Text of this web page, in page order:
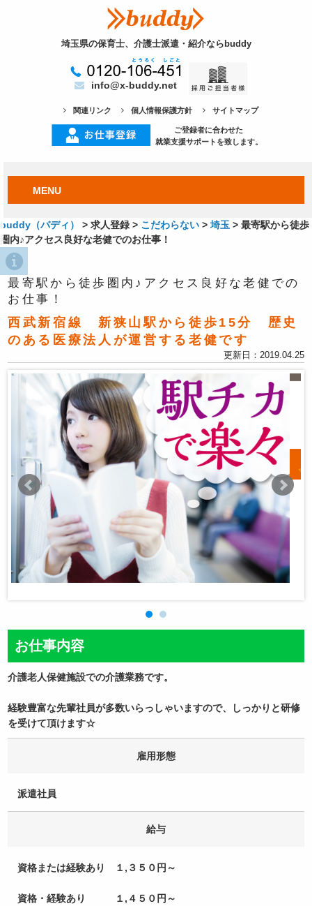
埼玉県の保育士、介護士派遣・紹介ならbuddy
info@x-buddy.net
関連リンク 個人情報保護方針 サイトマップ
ご登録者に合わせた
就業支援サポートを致します。
MENU
buddy（バディ） > 求人登録 > こだわらない > 埼玉 > 最寄駅から徒歩
圏内♪アクセス良好な老健でのお仕事！
最寄駅から徒歩圏内♪アクセス良好な老健での
お仕事！
西武新宿線 新狭山駅から徒歩15分 歴史
のある医療法人が運営する老健です
更新日： 2019.04.25
お仕事内容
介護老人保健施設での介護業務です。
経験豊富な先輩社員が多数いらっしゃいますので、しっかりと研修
を受けて頂けます☆
雇用形態
派遣社員
給与
資格または経験あり １,３５０円～
資格・経験あり １,４５０円～